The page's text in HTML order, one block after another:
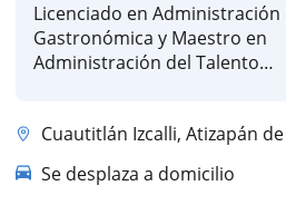
Licenciado en Administración
Gastronómica y Maestro en
Administración del Talento
Cuautitlán Izcalli, Atizapán de Zaragoza, Nicolás Romero,
Se desplaza a domicilio